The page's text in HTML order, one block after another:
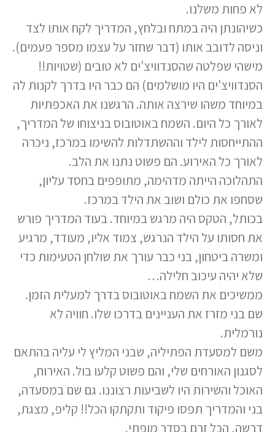
לא פחות משלנו.
כשיהונתן היה במתח ובלחץ, המדריך לקח אותו לצד
וניסה לדובב אותו (דבר שחזר על עצמו מספר פעמים).
מישהי שפלטה שהסנדוויצ'ים לא טובים (שטויות!!
הסנדוויצ'ים היו מושלמים) הם כבר היו בדרך לקנות לה
במיוחד משהו שירצה אותה. הרגשנו את האכפתיות
לאורך כל היום. השמח באוטובוס בניצוחו של המדריך,
ההתייחסות לילד וההשתדלות להשימו במרכז, ניכרה
לאורך כל האירוע. הם פשוט נתנו את הלב.
התהלוכה הייתה מדהימה, מתופפים בחסד עליון,
שסחפו את כולם ושוב את הילד במרכז.
בכותל, הטקס היה מרגש במיוחד. בעוד המדריך פורש
את חסותו על הילד הנרגש, צמוד אליו, מעודד, מרגיע
ומשרה ביטחון, בני כבר עורך את שולחן הטעימות כדי
שלא יהיה עיכוב חלילה…
ממשיכים את השמח באוטובוס בדרך למעלית הזמן.
שם בני מזרז את העניינים בדרכו שלו. חוויה לא
נורמלית.
משם למסעדת הפתיליה, שבני המליץ לי עליה בהתאם
לסגנון האורחים שלי, והם פשוט קלעו בול. האירוח,
האוכל והשירות היו לשביעות רצוננו. גם שם במסעדה,
בני והמדריך תפסו פיקוד ותקתקו הכל!! קליפ, מצגת,
דרשה, הכל זרם בסדר מופתי.